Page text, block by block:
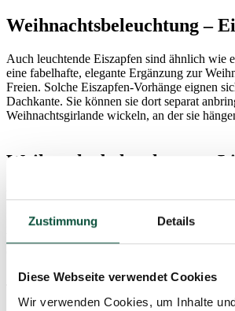
Zustimmung Details
Diese Webseite verwendet Cookies
Wir verwenden Cookies, um Inhalte
Weihnachtsbeleuchtung –
Auch leuchtende Eiszapfen sind ähnlich wie
eine fabelhafte, elegante Ergänzung zur
Freien. Solche Eiszapfen-Vorhänge eignen
Dachkante. Sie können sie dort separat
Weihnachtsgirlande wickeln, an der sie
Weihnachtsbeleuchtung –
Beleuchtung zum Beispiel an Weidenruten.